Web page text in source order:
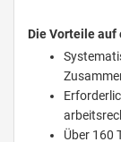
Die Vorteile auf
Über 160